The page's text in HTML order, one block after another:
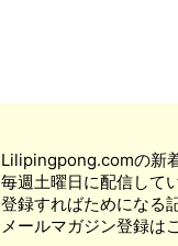
Lilipingpong.comの新
毎週土曜日に配信して
登録すればためになる
メールマガジン登録は